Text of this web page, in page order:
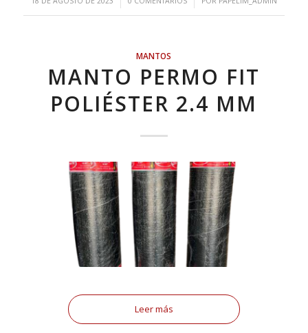
MANTOS
MANTO PERMO FIT
POLIÉSTER 2.4 MM
Leer más